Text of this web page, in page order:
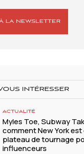
LA NEWSLETTER
INTÉRESSER
ACTUALITÉ
Myles Toe, Subway
comment New York
plateau de tournage
influenceurs